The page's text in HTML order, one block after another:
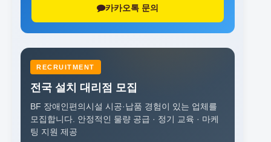
카카오톡 문의
RECRUITMENT
전국 설치 대리점 모집
BF 장애인편의시설 시공·납품 경험이 있는 업체를
모집합니다. 안정적인 물량 공급 · 정기 교육 · 마케
팅 지원 제공